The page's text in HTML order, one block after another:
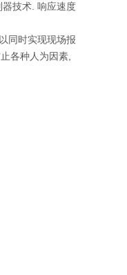
技术. 响应速度
同时实现现场报
各种人为因素,